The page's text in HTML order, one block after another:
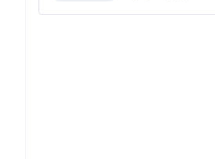
实战指南：防撤回功能的部